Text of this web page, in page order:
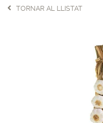
TORNAR AL LLISTAT